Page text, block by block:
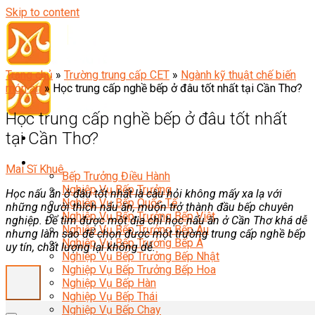
Skip to content
Đầu Bếp
Bếp Trưởng Điều Hành
Nghiệp Vụ Bếp Trưởng
Nghiệp Vụ Bếp Quốc Tế
Nghiệp Vụ Bếp Trưởng Bếp Việt
Nghiệp Vụ Bếp Trưởng Bếp Âu
Nghiệp Vụ Bếp Trưởng Bếp Á
Nghiệp Vụ Bếp Trưởng Bếp Nhật
Nghiệp Vụ Bếp Trưởng Bếp Hoa
Nghiệp Vụ Bếp Hàn
Nghiệp Vụ Bếp Thái
Nghiệp Vụ Bếp Chay
Trang chủ » Trường trung cấp CET » Ngành kỹ thuật chế biến
món ăn » Học trung cấp nghề bếp ở đâu tốt nhất tại Cần Thơ?
Học trung cấp nghề bếp ở đâu tốt nhất
tại Cần Thơ?
Mai Sĩ Khuê
Học nấu ăn ở đâu tốt nhất là câu hỏi không mấy xa lạ với
những người thích nấu ăn, muốn trở thành đầu bếp chuyên
nghiệp. Để tìm được một địa chỉ học nấu ăn ở Cần Thơ khá dễ
nhưng làm sao để chọn được một trường trung cấp nghề bếp
uy tín, chất lượng lại không dễ.